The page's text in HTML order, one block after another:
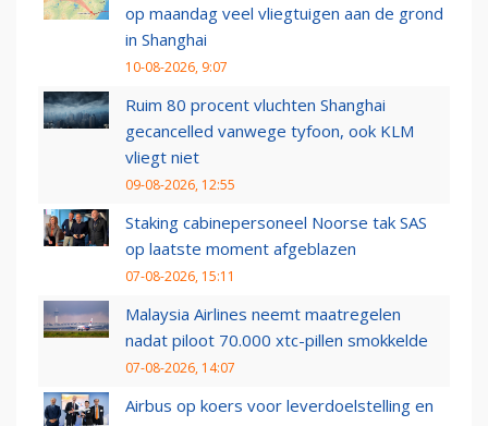
op maandag veel vliegtuigen aan de grond
in Shanghai
10-08-2026, 9:07
Ruim 80 procent vluchten Shanghai
gecancelled vanwege tyfoon, ook KLM
vliegt niet
09-08-2026, 12:55
Staking cabinepersoneel Noorse tak SAS
op laatste moment afgeblazen
07-08-2026, 15:11
Malaysia Airlines neemt maatregelen
nadat piloot 70.000 xtc-pillen smokkelde
07-08-2026, 14:07
Airbus op koers voor leverdoelstelling en